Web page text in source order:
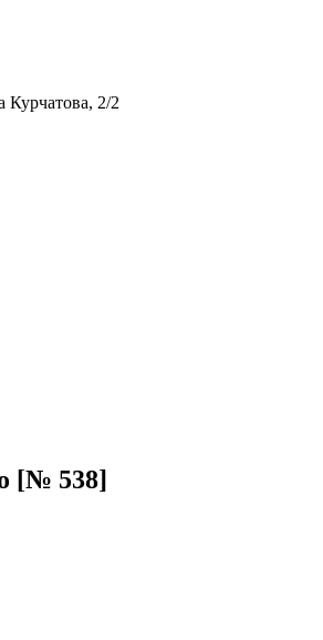
Курчатова, 2/2
[№ 538]